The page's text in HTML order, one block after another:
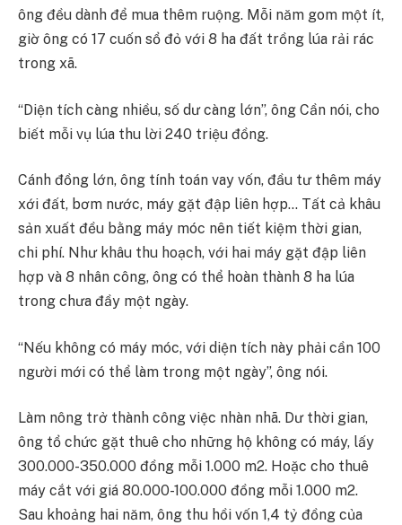
ông đều dành để mua thêm ruộng. Mỗi năm gom một ít,
giờ ông có 17 cuốn sổ đỏ với 8 ha đất trồng lúa rải rác
trong xã.
“Diện tích càng nhiều, số dư càng lớn”, ông Cần nói, cho
biết mỗi vụ lúa thu lời 240 triệu đồng.
Cánh đồng lớn, ông tính toán vay vốn, đầu tư thêm máy
xới đất, bơm nước, máy gặt đập liên hợp… Tất cả khâu
sản xuất đều bằng máy móc nên tiết kiệm thời gian,
chi phí. Như khâu thu hoạch, với hai máy gặt đập liên
hợp và 8 nhân công, ông có thể hoàn thành 8 ha lúa
trong chưa đầy một ngày.
“Nếu không có máy móc, với diện tích này phải cần 100
người mới có thể làm trong một ngày”, ông nói.
Làm nông trở thành công việc nhàn nhã. Dư thời gian,
ông tổ chức gặt thuê cho những hộ không có máy, lấy
300.000-350.000 đồng mỗi 1.000 m2. Hoặc cho thuê
máy cắt với giá 80.000-100.000 đồng mỗi 1.000 m2.
Sau khoảng hai năm, ông thu hồi vốn 1,4 tỷ đồng của